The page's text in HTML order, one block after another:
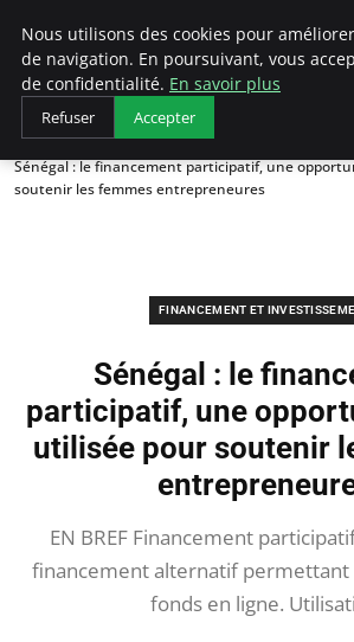
LECFCM
Accueil
Financement et investissement
Sénégal : le financement participatif, une
soutenir les femmes entrepreneures
FINANCEMENT ET
Sénégal : le
participatif, une
utilisée pour soutenir
EN BREF Financement
financement alternatif permettant
fonds en ligne.
Nous utilisons des cookies pour
de navigation. En poursuivant, vous
de confidentialité. En savoir plus
Refuser Accepter